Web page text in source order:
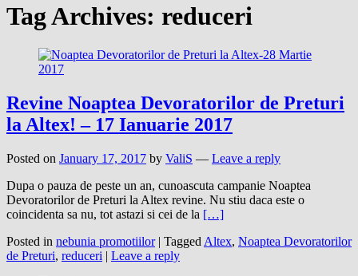
Tag Archives: reduceri
Revine Noaptea Devoratorilor de Preturi
la Altex! – 17 Ianuarie 2017
Posted on January 17, 2017 by ValiS — Leave a reply
Dupa o pauza de peste un an, cunoascuta campanie Noaptea
Devoratorilor de Preturi la Altex revine. Nu stiu daca este o
coincidenta sa nu, tot astazi si cei de la […]
Posted in nebunia promotiilor | Tagged Altex, Noaptea Devoratorilor
de Preturi, reduceri | Leave a reply